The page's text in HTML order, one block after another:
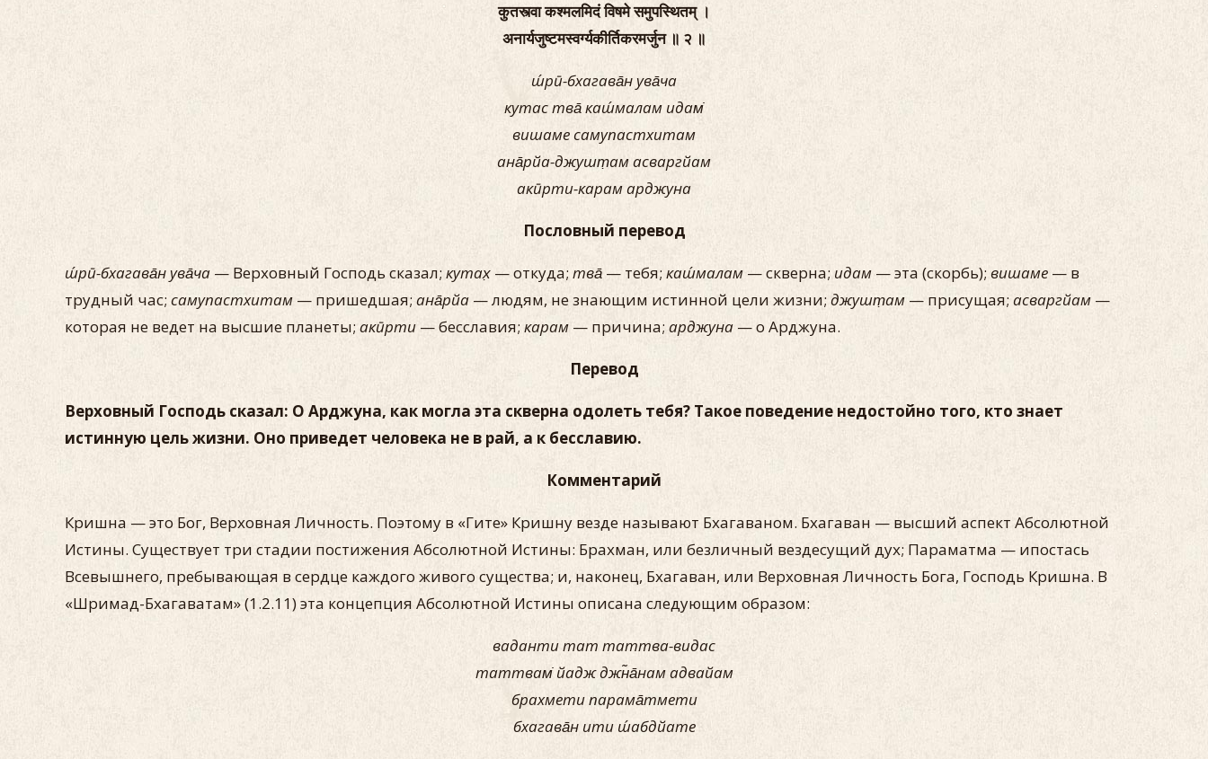
कुतस्त्वा कश्मलमिदं विषमे समुपस्थितम् ।
अनार्यजुष्टमस्वर्ग्यकीर्तिकरमर्जुन ॥ २ ॥
ш́рӣ-бхагава̄н ува̄ча
кутас тва̄ каш́малам идам̇
вишаме самупастхитам
ана̄рйа-джушт̣ам асваргйам
акӣрти-карам арджуна
Пословный перевод
ш́рӣ-бхагава̄н ува̄ча — Верховный Господь сказал; кутах̣ — откуда; тва̄ — тебя; каш́малам — скверна; идам — эта (скорбь); вишаме — в
трудный час; самупастхитам — пришедшая; ана̄рйа — людям, не знающим истинной цели жизни;джушт̣ам — присущая; асваргйам —
которая не ведет на высшие планеты; акӣрти — бесславия; карам — причина; арджуна — о Арджуна.
Перевод
Верховный Господь сказал: О Арджуна, как могла эта скверна одолеть тебя? Такое поведение недостойно того, кто знает
истинную цель жизни. Оно приведет человека не в рай, а к бесславию.
Комментарий
Кришна — это Бог, Верховная Личность. Поэтому в «Гите» Кришну везде называют Бхагаваном. Бхагаван — высший аспект Абсолютной
Истины. Существует три стадии постижения Абсолютной Истины: Брахман, или безличный вездесущий дух; Параматма — ипостась
Всевышнего, пребывающая в сердце каждого живого существа; и, наконец, Бхагаван, или Верховная Личность Бога, Господь Кришна. В
«Шримад-Бхагаватам» (1.2.11) эта концепция Абсолютной Истины описана следующим образом:
ваданти тат таттва-видас
таттвам̇ йадж джн̃а̄нам адвайам
брахмети парама̄тмети
бхагава̄н ити ш́абдйате